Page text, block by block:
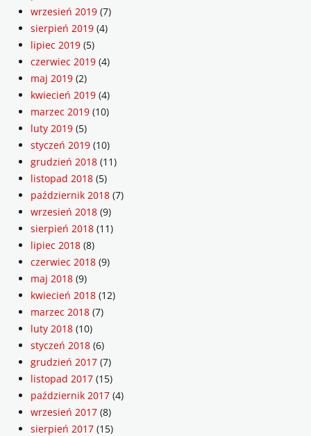
wrzesień 2019 (7)
sierpień 2019 (4)
lipiec 2019 (5)
czerwiec 2019 (4)
maj 2019 (2)
kwiecień 2019 (4)
marzec 2019 (10)
luty 2019 (5)
styczeń 2019 (10)
grudzień 2018 (11)
listopad 2018 (5)
październik 2018 (7)
wrzesień 2018 (9)
sierpień 2018 (11)
lipiec 2018 (8)
czerwiec 2018 (9)
maj 2018 (9)
kwiecień 2018 (12)
marzec 2018 (7)
luty 2018 (10)
styczeń 2018 (6)
grudzień 2017 (7)
listopad 2017 (15)
październik 2017 (4)
wrzesień 2017 (8)
sierpień 2017 (15)